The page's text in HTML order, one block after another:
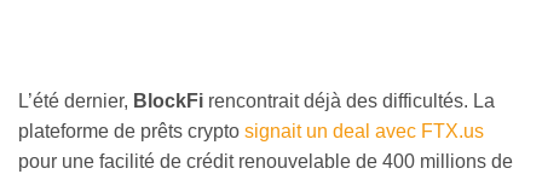
L’été dernier, BlockFi rencontrait déjà des difficultés. La
plateforme de prêts crypto signait un deal avec FTX.us
pour une facilité de crédit renouvelable de 400 millions de